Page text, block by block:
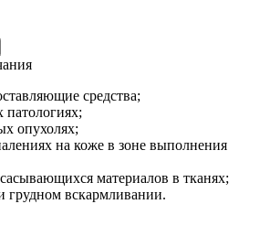
средства;
опухолях;
на коже в зоне выполнения
материалов в тканях;
грудном вскармливании.